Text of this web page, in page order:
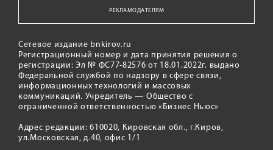
РЕКЛАМОДАТЕЛЯМ
Сетевое издание bnkirov.ru
Регистрационный номер и дата принятия решения о
регистрации: Эл № ФС77-82576 от 18.01.2022г. выдано
Федеральной службой по надзору в сфере связи,
информационных технологий и массовых
коммуникаций. Учредитель — Общество с
ограниченной ответственностью «Бизнес Ньюс»
Адрес редакции: 610020, Кировская обл., г.Киров,
ул.Московская, д.40, офис 1/1